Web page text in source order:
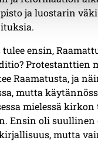
ja luostarin
ensin,
Protestanttien
Raamatusta, ja
mutta
mielessä kirkon
Ensin oli suullinen
mutta